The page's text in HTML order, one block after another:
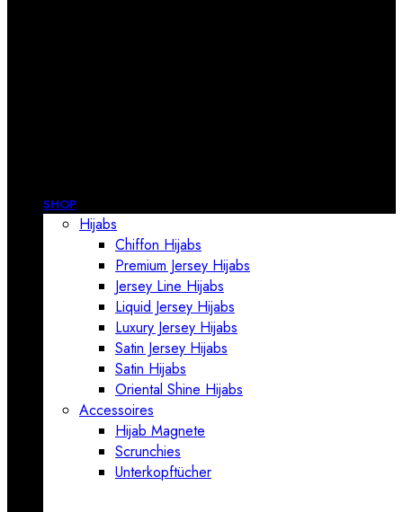
SHOP
Hijabs
Chiffon Hijabs
Premium Jersey Hijabs
Jersey Line Hijabs
Liquid Jersey Hijabs
Luxury Jersey Hijabs
Satin Jersey Hijabs
Satin Hijabs
Oriental Shine Hijabs
Accessoires
Hijab Magnete
Scrunchies
Unterkopftücher